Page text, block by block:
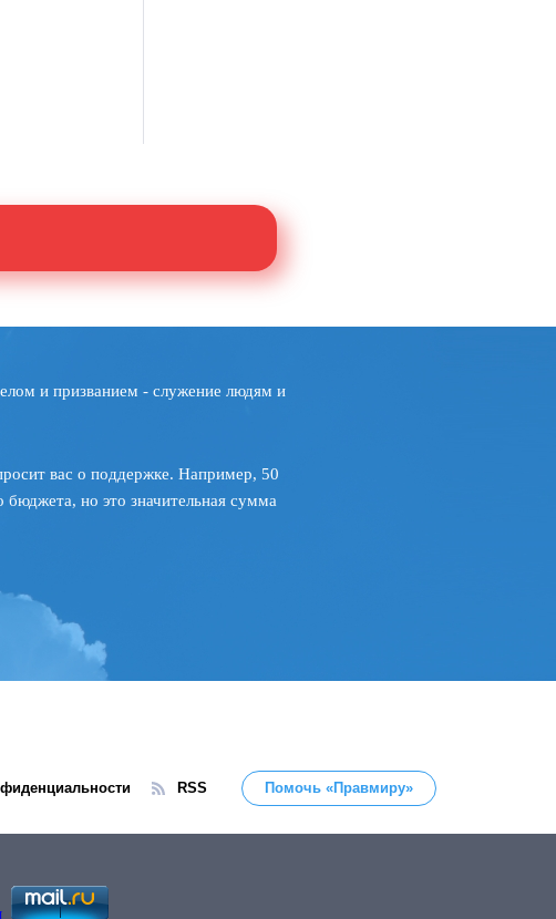
и призванием - служение людям и
вас о поддержке. Например, 50
но это значительная сумма
RSS Помочь «Правмиру»